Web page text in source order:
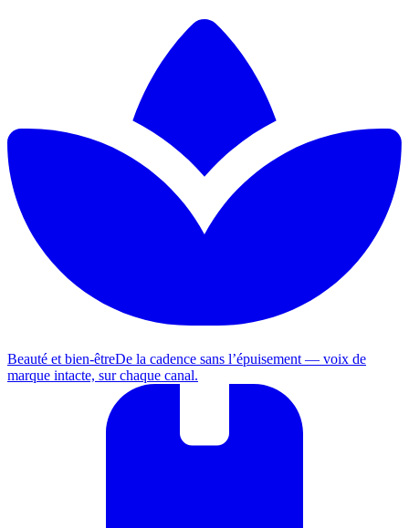
Beauté et bien-êtreDe la cadence sans l’épuisement — voix de
marque intacte, sur chaque canal.